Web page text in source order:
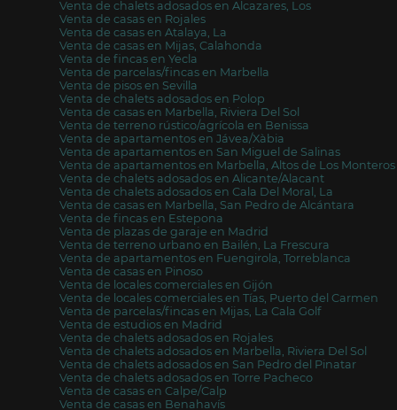
Venta de chalets adosados en Alcazares, Los
Venta de casas en Rojales
Venta de casas en Atalaya, La
Venta de casas en Mijas, Calahonda
Venta de fincas en Yecla
Venta de parcelas/fincas en Marbella
Venta de pisos en Sevilla
Venta de chalets adosados en Polop
Venta de casas en Marbella, Riviera Del Sol
Venta de terreno rústico/agrícola en Benissa
Venta de apartamentos en Jávea/Xàbia
Venta de apartamentos en San Miguel de Salinas
Venta de apartamentos en Marbella, Altos de Los Monteros
Venta de chalets adosados en Alicante/Alacant
Venta de chalets adosados en Cala Del Moral, La
Venta de casas en Marbella, San Pedro de Alcántara
Venta de fincas en Estepona
Venta de plazas de garaje en Madrid
Venta de terreno urbano en Bailén, La Frescura
Venta de apartamentos en Fuengirola, Torreblanca
Venta de casas en Pinoso
Venta de locales comerciales en Gijón
Venta de locales comerciales en Tías, Puerto del Carmen
Venta de parcelas/fincas en Mijas, La Cala Golf
Venta de estudios en Madrid
Venta de chalets adosados en Rojales
Venta de chalets adosados en Marbella, Riviera Del Sol
Venta de chalets adosados en San Pedro del Pinatar
Venta de chalets adosados en Torre Pacheco
Venta de casas en Calpe/Calp
Venta de casas en Benahavís